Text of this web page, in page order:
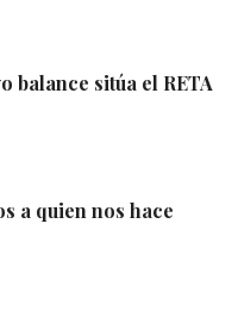
balance sitúa el RETA
a quien nos hace